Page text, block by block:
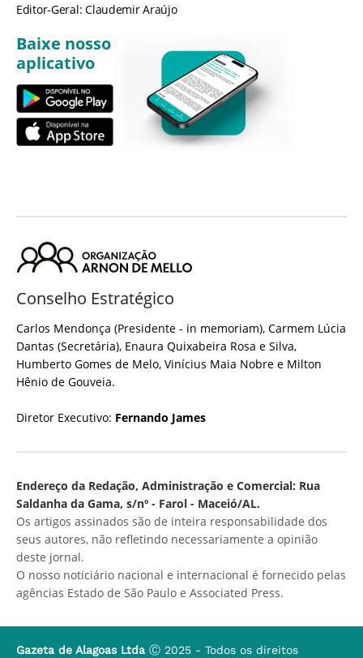
Editor-Geral: Claudemir Araújo
Baixe nosso
aplicativo
Conselho Estratégico
Carlos Mendonça (Presidente - in memoriam), Carmem Lúcia
Dantas (Secretária), Enaura Quixabeira Rosa e Silva,
Humberto Gomes de Melo, Vinícius Maia Nobre e Milton
Hênio de Gouveia.
Diretor Executivo: Fernando James
Endereço da Redação, Administração e Comercial: Rua
Saldanha da Gama, s/nº - Farol - Maceió/AL.
Os artigos assinados são de inteira responsabilidade dos
seus autores, não refletindo necessariamente a opinião
deste jornal.
O nosso noticiário nacional e internacional é fornecido pelas
agências Estado de São Paulo e Associated Press.
Gazeta de Alagoas Ltda Ⓒ 2025 - Todos os direitos